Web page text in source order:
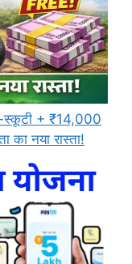
स्कूटी + ₹14,000
का नया रास्ता!